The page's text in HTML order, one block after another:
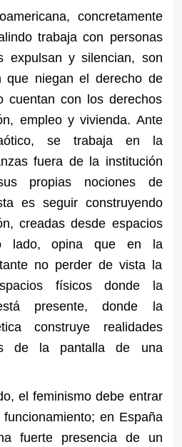
concretamente
trabaja con personas
expulsan y silencian, son
que niegan el derecho de
cuentan con los derechos
empleo y vivienda. Ante
se trabaja en la
fuera de la institución
propias nociones de
es seguir construyendo
creadas desde espacios
lado, opina que en la
no perder de vista la
físicos donde la
presente, donde la
construye realidades
de la pantalla de una
el feminismo debe entrar
en España
fuerte presencia de un